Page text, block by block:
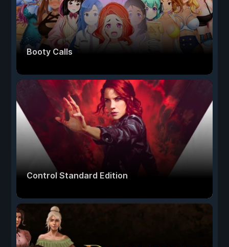
Booty Calls
Control Standard Edition